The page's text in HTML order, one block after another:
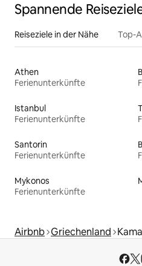
Spannende
Reiseziele in der Nähe Top-
Athen
Ferienunterkünfte
Istanbul
Ferienunterkünfte
Santorin
Ferienunterkünfte
Mykonos
Ferienunterkünfte
Airbnb Griechenland